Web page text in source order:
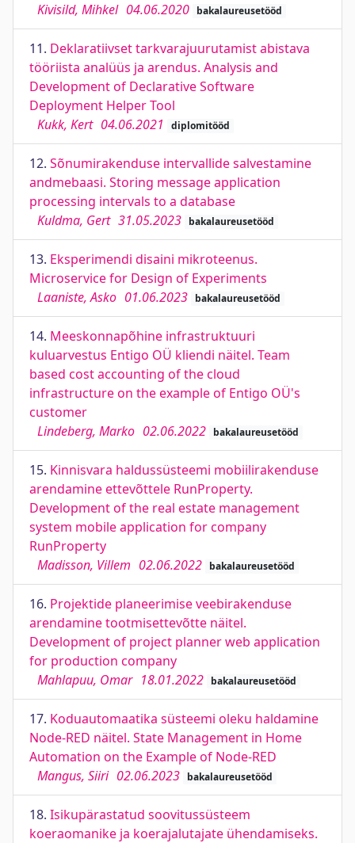
Kivisild, Mihkel 04.06.2020 bakalaureusetööd
11. Deklaratiivset tarkvarajuurutamist abistava
tööriista analüüs ja arendus. Analysis and
Development of Declarative Software
Deployment Helper Tool
Kukk, Kert 04.06.2021 diplomitööd
12. Sõnumirakenduse intervallide salvestamine
andmebaasi. Storing message application
processing intervals to a database
Kuldma, Gert 31.05.2023 bakalaureusetööd
13. Eksperimendi disaini mikroteenus.
Microservice for Design of Experiments
Laaniste, Asko 01.06.2023 bakalaureusetööd
14. Meeskonnapõhine infrastruktuuri
kuluarvestus Entigo OÜ kliendi näitel. Team
based cost accounting of the cloud
infrastructure on the example of Entigo OÜ's
customer
Lindeberg, Marko 02.06.2022 bakalaureusetööd
15. Kinnisvara haldussüsteemi mobiilirakenduse
arendamine ettevõttele RunProperty.
Development of the real estate management
system mobile application for company
RunProperty
Madisson, Villem 02.06.2022 bakalaureusetööd
16. Projektide planeerimise veebirakenduse
arendamine tootmisettevõtte näitel.
Development of project planner web application
for production company
Mahlapuu, Omar 18.01.2022 bakalaureusetööd
17. Koduautomaatika süsteemi oleku haldamine
Node-RED näitel. State Management in Home
Automation on the Example of Node-RED
Mangus, Siiri 02.06.2023 bakalaureusetööd
18. Isikupärastatud soovitussüsteem
koeraomanike ja koerajalutajate ühendamiseks.